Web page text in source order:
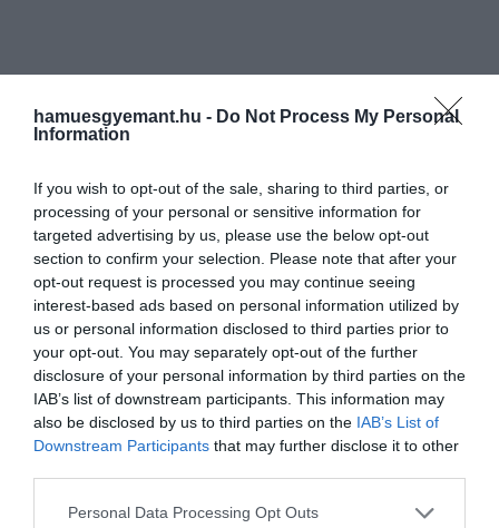
hamuesgyemant.hu - Do Not Process My Personal
Information
If you wish to opt-out of the sale, sharing to third parties, or
processing of your personal or sensitive information for
targeted advertising by us, please use the below opt-out
section to confirm your selection. Please note that after your
opt-out request is processed you may continue seeing
interest-based ads based on personal information utilized by
us or personal information disclosed to third parties prior to
your opt-out. You may separately opt-out of the further
disclosure of your personal information by third parties on the
IAB’s list of downstream participants. This information may
also be disclosed by us to third parties on the IAB’s List of
Downstream Participants that may further disclose it to other
Please note that this website/app uses one or more Google
Personal Data Processing Opt Outs